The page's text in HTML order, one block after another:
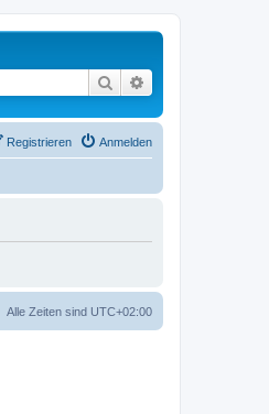
Suche
Anmelden
Registrieren
Alle Zeiten sind UTC+02:00